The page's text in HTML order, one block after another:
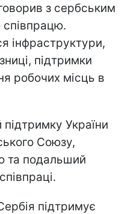
з сербським
інфраструктури,
підтримки
робочих місць в
України
Союзу,
та подальший
підтримує